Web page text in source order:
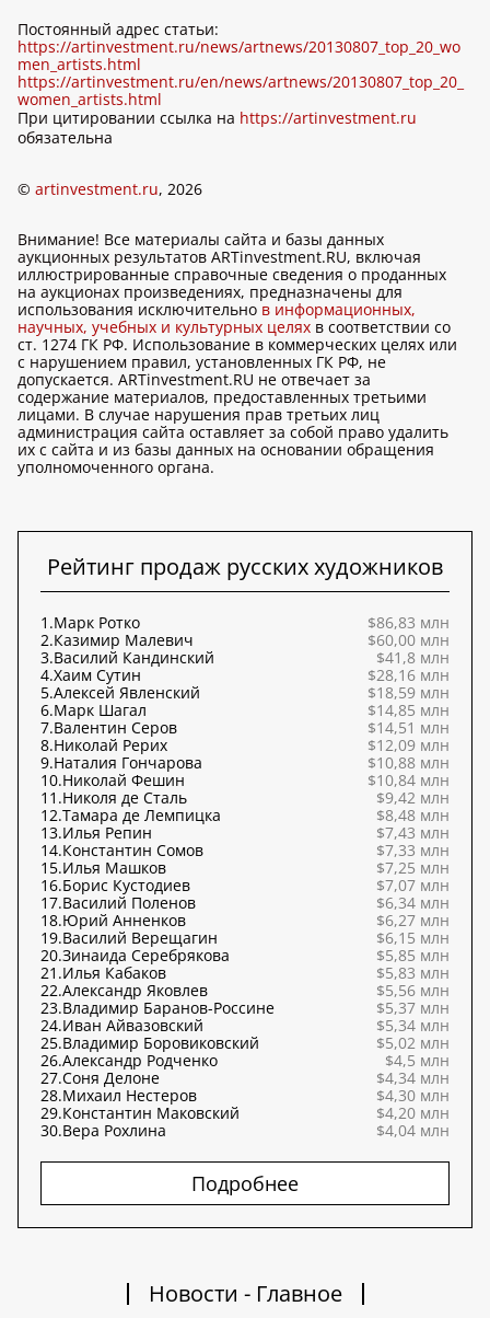
Постоянный адрес статьи:
https://artinvestment.ru/news/artnews/20130807_top_20_wo
men_artists.html
https://artinvestment.ru/en/news/artnews/20130807_top_20_
women_artists.html
При цитировании ссылка на https://artinvestment.ru
обязательна
© artinvestment.ru, 2026
Внимание! Все материалы сайта и базы данных
аукционных результатов ARTinvestment.RU, включая
иллюстрированные справочные сведения о проданных
на аукционах произведениях, предназначены для
использования исключительно в информационных,
научных, учебных и культурных целях в соответствии со
ст. 1274 ГК РФ. Использование в коммерческих целях или
с нарушением правил, установленных ГК РФ, не
допускается. ARTinvestment.RU не отвечает за
содержание материалов, предоставленных третьими
лицами. В случае нарушения прав третьих лиц
администрация сайта оставляет за собой право удалить
их с сайта и из базы данных на основании обращения
уполномоченного органа.
Рейтинг продаж русских художников
1.Марк Ротко
$86,83 млн
2.Казимир Малевич
$60,00 млн
3.Василий Кандинский
$41,8 млн
4.Хаим Сутин
$28,16 млн
5.Алексей Явленский
$18,59 млн
6.Марк Шагал
$14,85 млн
7.Валентин Серов
$14,51 млн
8.Николай Рерих
$12,09 млн
9.Наталия Гончарова
$10,88 млн
10.Николай Фешин
$10,84 млн
11.Николя де Сталь
$9,42 млн
12.Тамара де Лемпицка
$8,48 млн
13.Илья Репин
$7,43 млн
14.Константин Сомов
$7,33 млн
15.Илья Машков
$7,25 млн
16.Борис Кустодиев
$7,07 млн
17.Василий Поленов
$6,34 млн
18.Юрий Анненков
$6,27 млн
19.Василий Верещагин
$6,15 млн
20.Зинаида Серебрякова
$5,85 млн
21.Илья Кабаков
$5,83 млн
22.Александр Яковлев
$5,56 млн
23.Владимир Баранов-Россине
$5,37 млн
24.Иван Айвазовский
$5,34 млн
25.Владимир Боровиковский
$5,02 млн
26.Александр Родченко
$4,5 млн
27.Соня Делоне
$4,34 млн
28.Михаил Нестеров
$4,30 млн
29.Константин Маковский
$4,20 млн
30.Вера Рохлина $4,04 млн
Подробнее
Новости - Главное